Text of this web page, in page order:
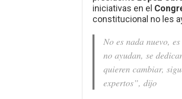
iniciativas en el
constitucional no les
No es nada nuevo,
no ayudan, se
quieren cambiar,
expertos”, dijo